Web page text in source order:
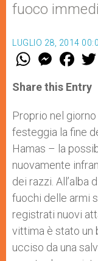
fuoco
LUGLIO 28, 2014
W
t
s
p
p
M
e
s
e
g
e
r
F
a
e
b
o
k
Share this Entry
Proprio nel
festeggia la fine
Hamas – la
nuovamente
dei razzi. All’alba
fuochi delle armi
registrati nuovi
vittima è stato un
ucciso da una